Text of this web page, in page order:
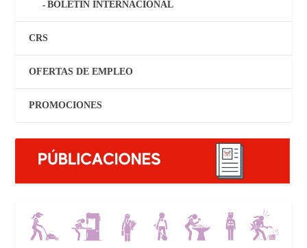
BOLETÍN INTERNACIONAL
CRS
OFERTAS DE EMPLEO
PROMOCIONES